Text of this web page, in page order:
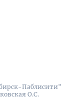
Паблисити"
О.С.